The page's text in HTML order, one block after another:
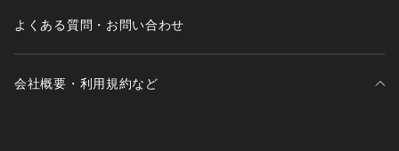
よくある質問・お問い合わせ
会社概要・利用規約など